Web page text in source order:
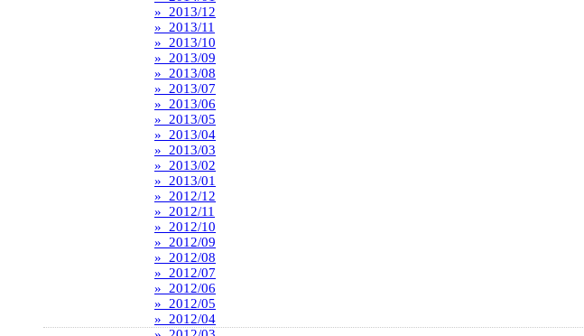
» 2013/12
» 2013/11
» 2013/10
» 2013/09
» 2013/08
» 2013/07
» 2013/06
» 2013/05
» 2013/04
» 2013/03
» 2013/02
» 2013/01
» 2012/12
» 2012/11
» 2012/10
» 2012/09
» 2012/08
» 2012/07
» 2012/06
» 2012/05
» 2012/04